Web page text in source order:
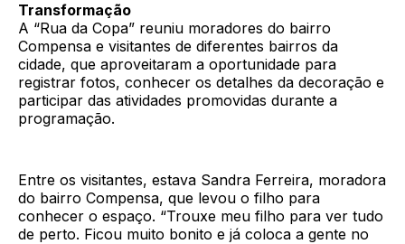
Transformação
A “Rua da Copa” reuniu moradores do bairro
Compensa e visitantes de diferentes bairros da
cidade, que aproveitaram a oportunidade para
registrar fotos, conhecer os detalhes da decoração e
participar das atividades promovidas durante a
programação.
Entre os visitantes, estava Sandra Ferreira, moradora
do bairro Compensa, que levou o filho para
conhecer o espaço. “Trouxe meu filho para ver tudo
de perto. Ficou muito bonito e já coloca a gente no